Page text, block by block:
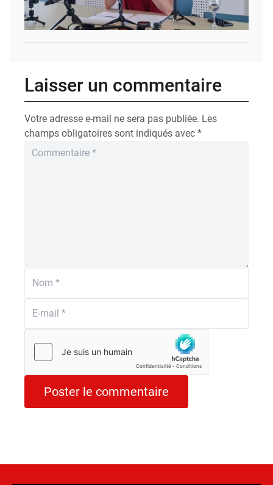
Laisser un commentaire
Votre adresse e-mail ne sera pas publiée. Les
champs obligatoires sont indiqués avec *